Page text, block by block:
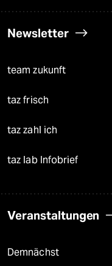
Newsletter
team zukunft
taz frisch
taz zahl ich
taz lab Infobrief
Veranstaltungen
Demnächst